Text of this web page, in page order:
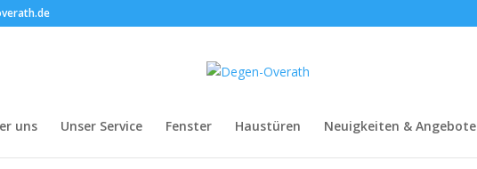
uns Unser Service Fenster Haustüren Neuigkeiten & Angebote